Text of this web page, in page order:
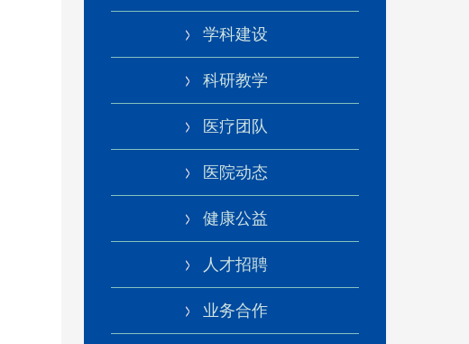
学科建设
科研教学
医疗团队
医院动态
健康公益
人才招聘
业务合作